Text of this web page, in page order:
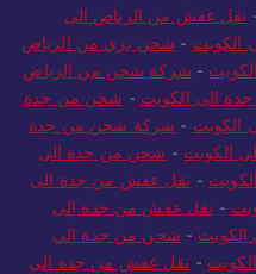
نقل عفش من الرياض الى
الكويت - شحن بري من الرياض
- شركة شحن من الرياض
الى الكويت - شحن من جدة
الكويت - شركة شحن من جدة
الكويت - شحن من جدة الى
- نقل عفش من جدة الى
- نقل عفش من جدة إلى
- شحن من جدة الي
- نقل عفش من جدة الى